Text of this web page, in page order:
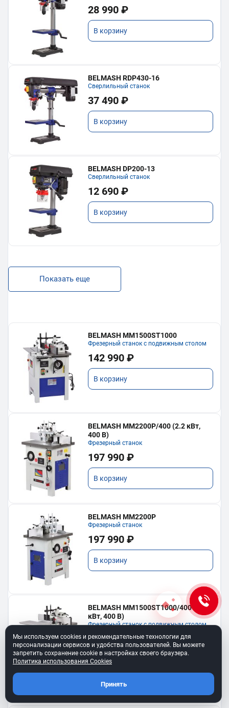
28 990 ₽
В корзину
BELMASH RDP430-16
Сверлильный станок
37 490 ₽
В корзину
BELMASH DP200-13
Сверлильный станок
12 690 ₽
В корзину
Показать еще
BELMASH MM1500ST1000
Фрезерный станок с подвижным столом
142 990 ₽
В корзину
BELMASH MM2200P/400 (2.2 кВт,
400 В)
Фрезерный станок
197 990 ₽
В корзину
BELMASH MM2200P
Фрезерный станок
197 990 ₽
В корзину
BELMASH MM1500ST1000/400 (1,5
кВт, 400 В)
Фрезерный станок с подвижным столом
142 990 ₽
В корзину
Мы используем cookies и рекомендательные технологии для
персонализации сервисов и удобства пользователей. Вы можете
запретить сохранение cookie в настройках своего браузера.
Политика использования Cookies
Принять